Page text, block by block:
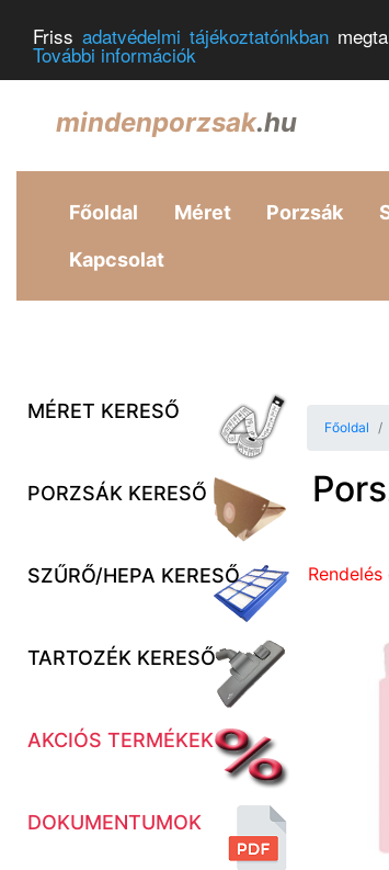
Frissadatvédelmi tájékoztatónkban
További információk
mindenporzsak.hu
Főoldal Méret Porzsák
Kapcsolat
MÉRET KERESŐ
PORZSÁK KERESŐ
SZŰRŐ/HEPA KERESŐ
TARTOZÉK KERESŐ
AKCIÓS TERMÉKEK
DOKUMENTUMOK
Főoldal